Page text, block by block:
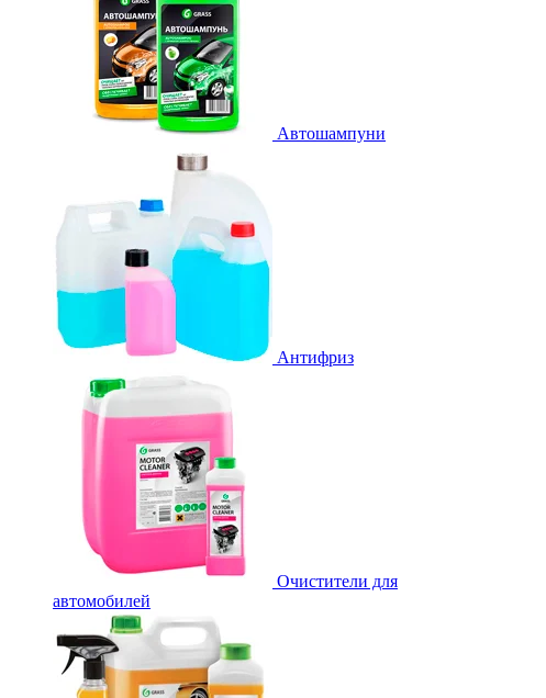
Автошампуни
Антифриз
Очистители для
автомобилей